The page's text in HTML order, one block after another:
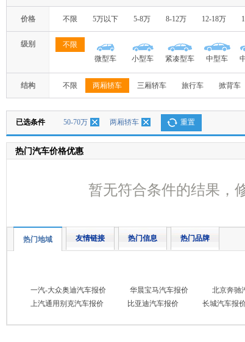
价格 不限 5万以下 5-8万 8-12万 12-18万
级别
不限
微型车
小型车 紧凑型车 中型车
结构 不限 两厢轿车 三厢轿车 旅行车 掀背车
已选条件 50-70万 两厢轿车 重置
热门汽车价格优惠
暂无符合条件的结果，
热门地域 友情链接 热门信息 热门品牌
一汽-大众奥迪汽车报价 华晨宝马汽车报价 北京奔驰
上汽通用别克汽车报价
比亚迪汽车报价 长城汽车报